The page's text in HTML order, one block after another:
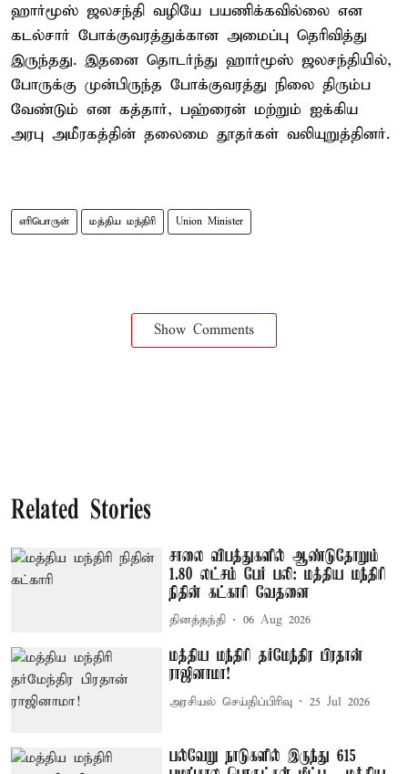
ஹார்மூஸ் ஜலசந்தி வழியே பயணிக்கவில்லை என
கடல்சார் போக்குவரத்துக்கான அமைப்பு தெரிவித்து
இருந்தது. இதனை தொடர்ந்து ஹார்மூஸ் ஜலசந்தியில்,
போருக்கு முன்பிருந்த போக்குவரத்து நிலை திரும்ப
வேண்டும் என கத்தார், பஹ்ரைன் மற்றும் ஐக்கிய
அரபு அமீரகத்தின் தலைமை தூதர்கள் வலியுறுத்தினர்.
எரிபொருள் மத்திய மந்திரி Union Minister
Show Comments
Related Stories
சாலை விபத்துகளில் ஆண்டுதோறும்
1.80 லட்சம் பேர் பலி: மத்திய மந்திரி
நிதின் கட்காரி வேதனை
தினத்தந்தி 06 Aug 2026
மத்திய மந்திரி தர்மேந்திர பிரதான்
ராஜினாமா!
அரசியல் செய்திப்பிரிவு 25 Jul 2026
பல்வேறு நாடுகளில் இருந்து 615